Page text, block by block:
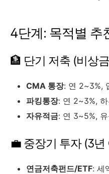
4단계: 목적별 추
🏦 단기 저축 (비상
CMA 통장: 연 2~3%,
파킹통장: 연 2~3%,
자유적금: 연 3~5%,
💼 중장기 투자 (3년
연금저축펀드/ETF: 세